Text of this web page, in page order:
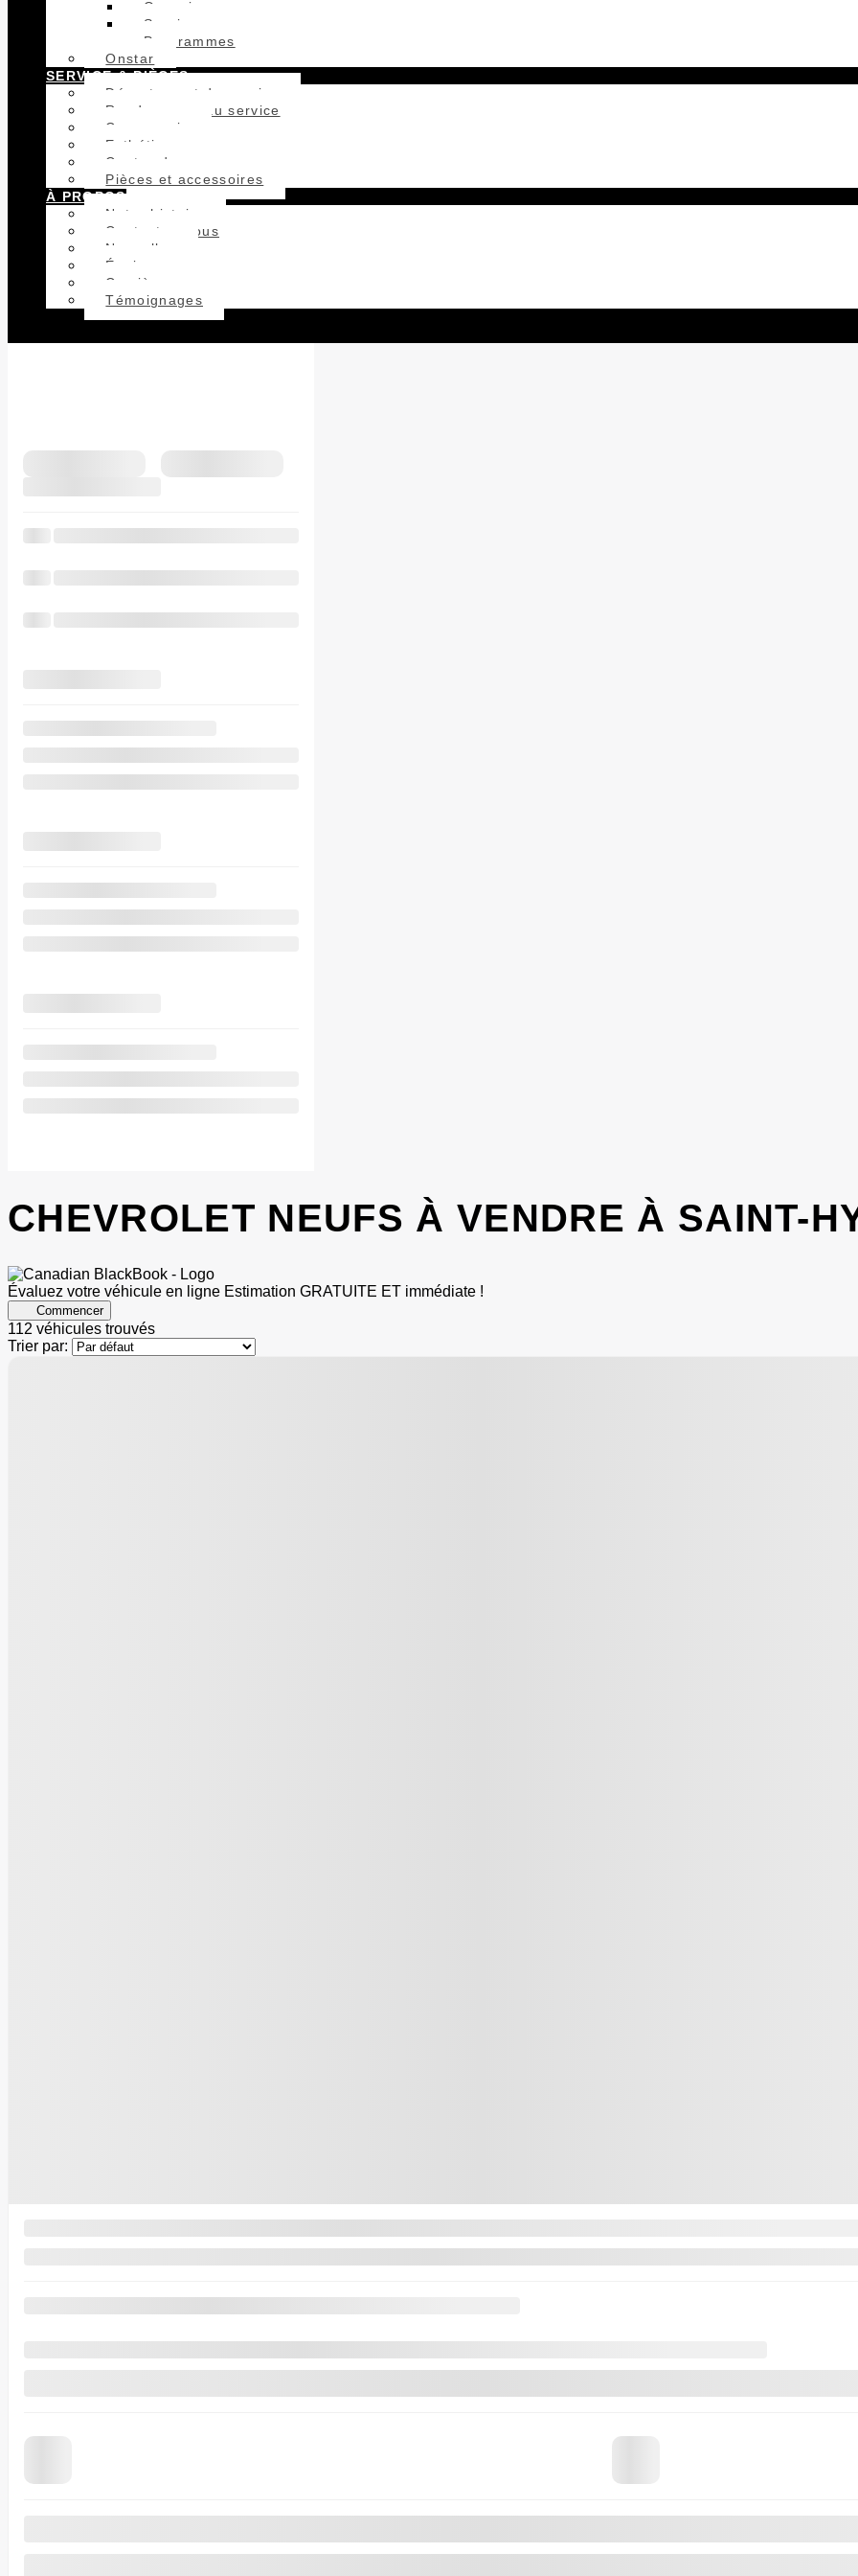
Occasion
Service
Programmes
Onstar
SERVICE & PIÈCES
Département du service
Rendez-vous au service
Carrosserie
Esthétique
Centre du pneu
Pièces et accessoires
À PROPOS
Notre histoire
Contactez-nous
Nouvelles
Équipe
Carrière
Témoignages
CHEVROLET NEUFS À VENDRE À SAINT-
Évaluez votre véhicule en ligne Estimation GRATUITE ET immédiate !
Commencer
112 véhicules trouvés
Trier par: